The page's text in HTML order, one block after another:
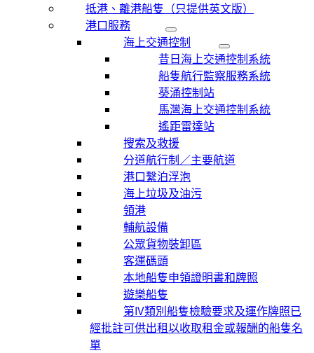
抵港、離港船隻（只提供英文版）
港口服務
海上交通控制
昔日海上交通控制系統
船隻航行監察服務系統
葵涌控制站
馬灣海上交通控制系統
遙距雷達站
搜索及救援
分道航行制／主要航道
港口繫泊浮泡
海上垃圾及油污
領港
輔航設備
公眾貨物裝卸區
客運碼頭
本地船隻申領證明書和牌照
遊樂船隻
第IV類別船隻檢驗要求及運作牌照已
經批註可供出租以收取租金或報酬的船隻名
單